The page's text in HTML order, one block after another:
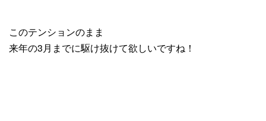
このテンションのまま
来年の3月までに駆け抜けて欲しいですね！